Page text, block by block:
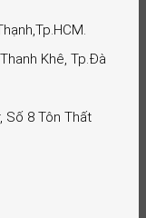
Khê, Tp.Đà
Số 8 Tôn Thất